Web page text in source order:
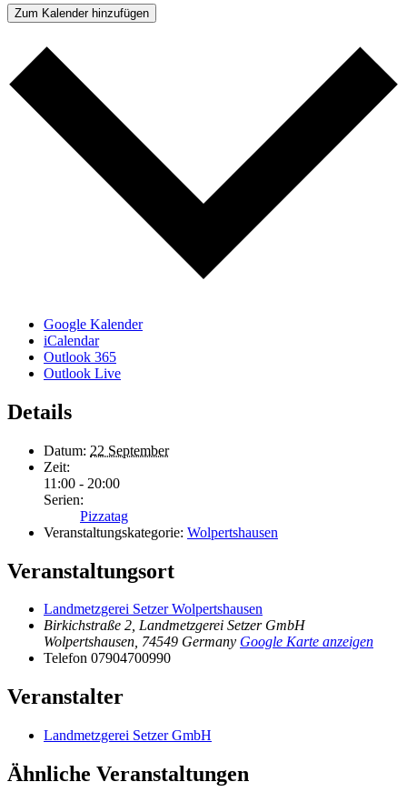
Zum Kalender hinzufügen
Google Kalender
iCalendar
Outlook 365
Outlook Live
Details
Datum: 22 September
Zeit:
11:00 - 20:00
Serien:
Pizzatag
Veranstaltungskategorie: Wolpertshausen
Veranstaltungsort
Landmetzgerei Setzer Wolpertshausen
Birkichstraße 2, Landmetzgerei Setzer GmbH
Wolpertshausen, 74549 Germany Google Karte anzeigen
Telefon 07904700990
Veranstalter
Landmetzgerei Setzer GmbH
Ähnliche Veranstaltungen